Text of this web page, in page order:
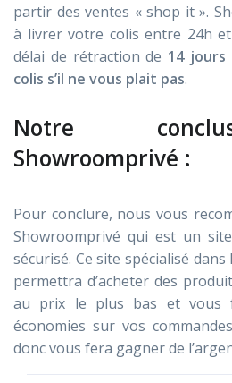
partir des ventes « shop it ».
à livrer votre colis entre 24h
délai de rétraction de 14
colis s’il ne vous plait pas.
Notre
Showroomprivé :
Pour conclure, nous vous
Showroomprivé qui est un
sécurisé. Ce site spécialisé
permettra d’acheter des
au prix le plus bas et vous
économies sur vos
donc vous fera gagner de